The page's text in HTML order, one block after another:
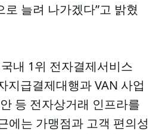
늘려 나가겠다”고 밝혔
내 1위 전자결제서비스
지급결제대행과 VAN 사업
등 전자상거래 인프라를
에는 가맹점과 고객 편의성